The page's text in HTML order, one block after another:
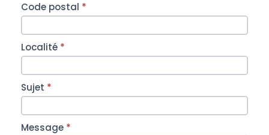
Code postal *
Localité *
Sujet *
Message *